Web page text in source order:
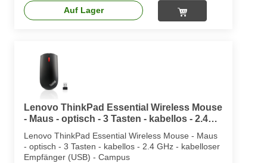
Auf Lager
Lenovo ThinkPad Essential Wireless Mouse
- Maus - optisch - 3 Tasten - kabellos - 2.4
Lenovo ThinkPad Essential Wireless Mouse - Maus
- optisch - 3 Tasten - kabellos - 2.4 GHz - kabelloser
Empfänger (USB) - Campus